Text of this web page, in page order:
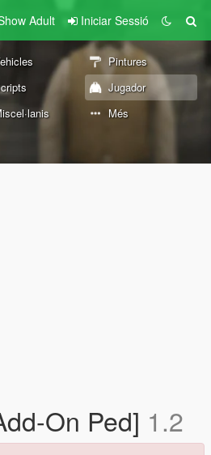
Adult Iniciar Sessió
Pintures
Jugador
Més
On Ped] 1.2